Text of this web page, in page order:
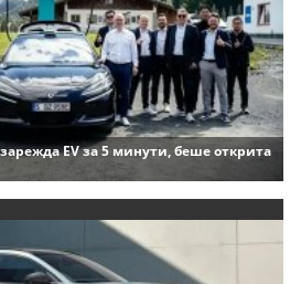
EV за 5 минути, беше открита